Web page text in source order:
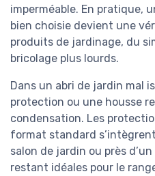
imperméable. En pratique,
bien choisie devient une
produits de jardinage, du
bricolage plus lourds.
Dans un abri de jardin mal
protection ou une housse
condensation. Les
format standard
salon de jardin ou près
restant idéales pour le